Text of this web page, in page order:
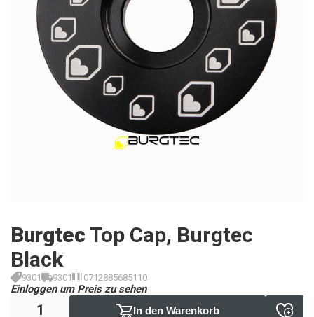
Burgtec Top Cap, Burgtec
Black
9301 9301 0712885685110
Einloggen um Preis zu sehen
In den Warenkorb